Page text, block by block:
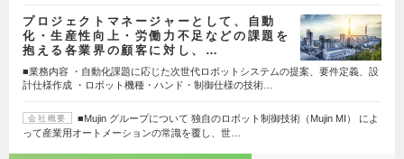
プロジェクトマネージャーとして、自動
化・生産性向上・労働力不足などの課題を
抱える各業界の顧客に対し、…
■業務内容 ・自動化課題に応じた次世代ロボットシステムの提案、要件定義、設
計仕様作成 ・ロボット機種・ハンド・制御仕様の技術…
会社概要
■Mujin グループについて 独自のロボット制御技術（Mujin MI） によ
って産業用オートメーションの常識を覆し、世…